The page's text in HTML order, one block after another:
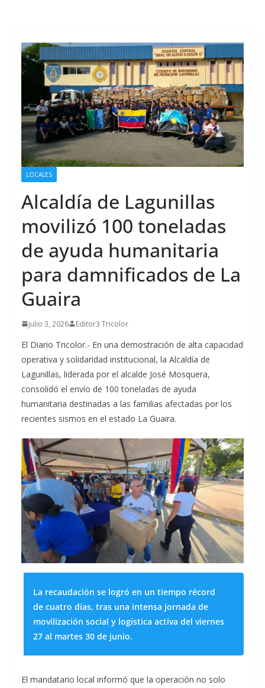
LOCALES
Alcaldía de Lagunillas
movilizó 100 toneladas
de ayuda humanitaria
para damnificados de La
Guaira
julio 3, 2026 Editor3 Tricolor
El Diario Tricolor.- ​En una demostración de alta capacidad
operativa y solidaridad institucional, la Alcaldía de
Lagunillas, liderada por el alcalde José Mosquera,
consolidó el envío de 100 toneladas de ayuda
humanitaria destinadas a las familias afectadas por los
recientes sismos en el estado La Guaira.
La recaudación se logró en un tiempo récord
de cuatro días, tras una intensa jornada de
movilización social y logística activa del viernes
27 al martes 30 de junio.
​El mandatario local informó que la operación no solo